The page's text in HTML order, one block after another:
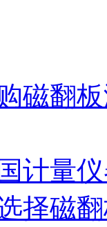
磁翻
计量
择磁